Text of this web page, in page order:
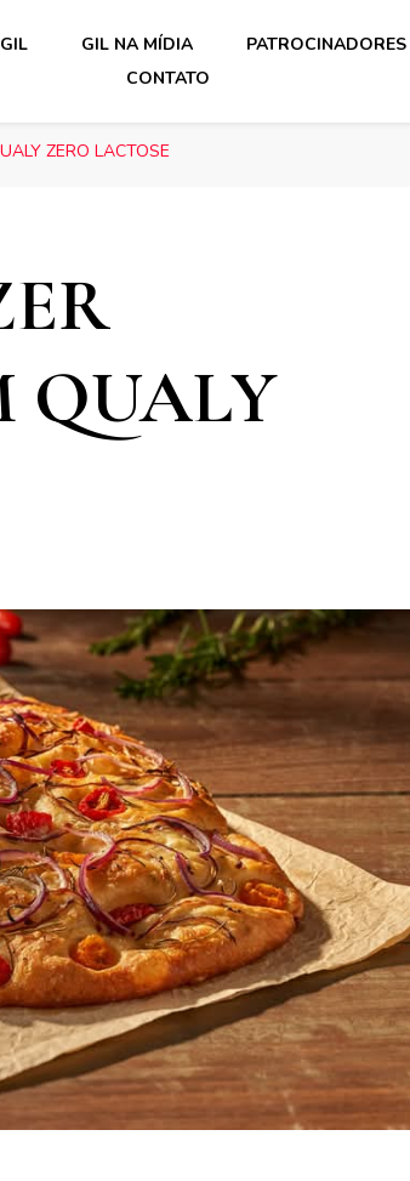
GIL NA MÍDIA
CONTATO
ZERO LACTOSE
QUALY